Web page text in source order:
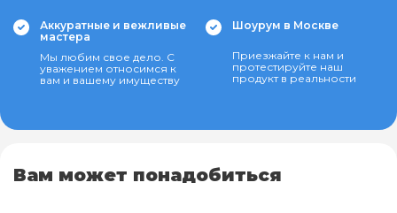
Аккуратные и вежливые
мастера
Мы любим свое дело. С
уважением относимся к
вам и вашему имуществу
Шоурум в Москве
Приезжайте к нам и
протестируйте наш
продукт в реальности
Вам может понадобиться